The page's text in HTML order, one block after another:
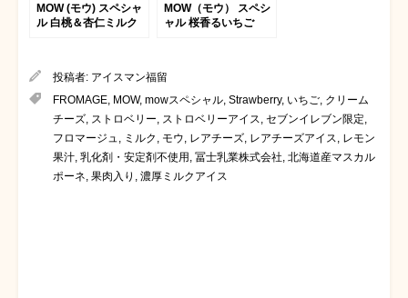
MOW (モウ) スペシャ
ル 白桃＆杏仁ミルク
MOW（モウ） スペシ
ャル 桜香るいちご
投稿者: アイスマン福留
FROMAGE MOW, mowスペシャル Strawberry, いちご クリーム
チーズ ストロベリー ストロベリーアイス セブンイレブン限定
フロマージュ
ミルク モウ レアチーズ レアチーズアイス
レモン
果汁 乳化剤・安定剤不使用 冨士乳業株式会社 北海道産マスカル
ポーネ 果肉入り 濃厚ミルクアイス